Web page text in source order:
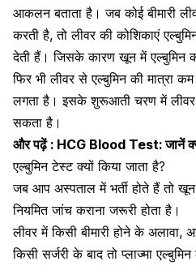
आकलन बताता है। जब कोई बीमारी
करती है, तो लीवर की कोशिकाएं
देती हैं। जिसके कारण खून में एल्बुमिन
फिर भी लीवर से एल्बुमिन की मात्रा
लगता है। इसके शुरूआती चरण में लीवर
सकता है।
और पढ़ें : HCG Blood Test: जानें
एल्बुमिन टेस्ट क्यों किया जाता है?
जब आप अस्पताल में भर्ती होते हैं तो खून
नियमित जांच कराना जरूरी होता है।
लीवर में किसी बीमारी होने के
किसी सर्जरी के बाद तो प्लाज्मा